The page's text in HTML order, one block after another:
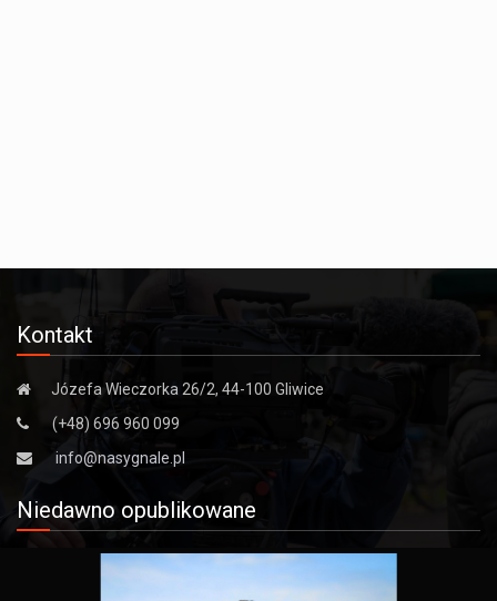
Kontakt
Józefa Wieczorka 26/2, 44-100 Gliwice
(+48) 696 960 099
info@nasygnale.pl
Niedawno opublikowane